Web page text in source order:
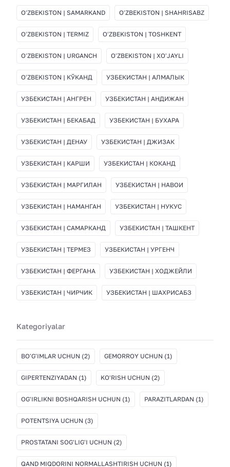
OʻZBEKISTON | SAMARKAND OʻZBEKISTON | SHAHRISABZ
OʻZBEKISTON | TERMIZ OʻZBEKISTON | TOSHKENT
OʻZBEKISTON | URGANCH OʻZBEKISTON | XOʻJAYLI
OʻZBEKISTON | КЎКАНД УЗБЕКИСТАН | АЛМАЛЫК
УЗБЕКИСТАН | АНГРЕН УЗБЕКИСТАН | АНДИЖАН
УЗБЕКИСТАН | БЕКАБАД УЗБЕКИСТАН | БУХАРА
УЗБЕКИСТАН | ДЕНАУ УЗБЕКИСТАН | ДЖИЗАК
УЗБЕКИСТАН | КАРШИ УЗБЕКИСТАН | КОКАНД
УЗБЕКИСТАН | МАРГИЛАН УЗБЕКИСТАН | НАВОИ
УЗБЕКИСТАН | НАМАНГАН УЗБЕКИСТАН | НУКУС
УЗБЕКИСТАН | САМАРКАНД УЗБЕКИСТАН | ТАШКЕНТ
УЗБЕКИСТАН | ТЕРМЕЗ УЗБЕКИСТАН | УРГЕНЧ
УЗБЕКИСТАН | ФЕРГАНА УЗБЕКИСТАН | ХОДЖЕЙЛИ
УЗБЕКИСТАН | ЧИРЧИК УЗБЕКИСТАН | ШАХРИСАБЗ
Kategoriyalar
BO'G'IMLAR UCHUN (2) GEMORROY UCHUN (1)
GIPERTENZIYADAN (1) KO'RISH UCHUN (2)
OG'IRLIKNI BOSHQARISH UCHUN (1) PARAZITLARDAN (1)
POTENTSIYA UCHUN (3)
PROSTATANI SOG'LIG'I UCHUN (2)
QAND MIQDORINI NORMALLASHTIRISH UCHUN (1)